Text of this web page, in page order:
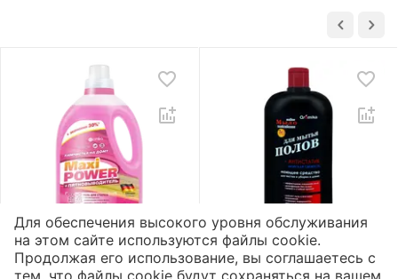
Гель для стирки «Maxi
Power»
Жидкое мыло для
полов «Aromika» 72%
Для обеспечения высокого уровня обслуживания
на этом сайте используются файлы cookie.
Продолжая его использование, вы соглашаетесь с